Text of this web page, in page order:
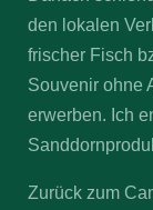
den lokalen
frischer Fisch
Souvenir ohne
erwerben. Ich
Zurück zum